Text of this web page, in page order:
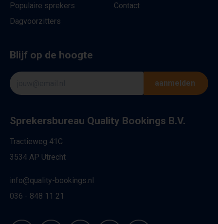
Populaire sprekers
Dagvoorzitters
Contact
Blijf op de hoogte
aanmelden
Sprekersbureau Quality Bookings B.V.
Tractieweg 41C
3534 AP Utrecht
info@quality-bookings.nl
036 - 848 11 21